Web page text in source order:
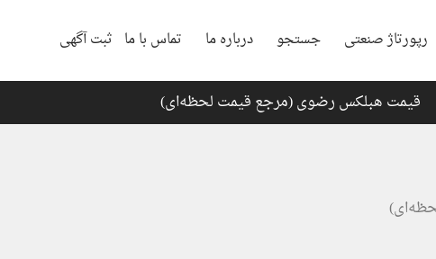
رپورتاژ صنعتی جستجو درباره ما تماس با ما ثبت آگهی
قیمت هبلکس رضوی (مرجع قیمت لحظه‌ای)